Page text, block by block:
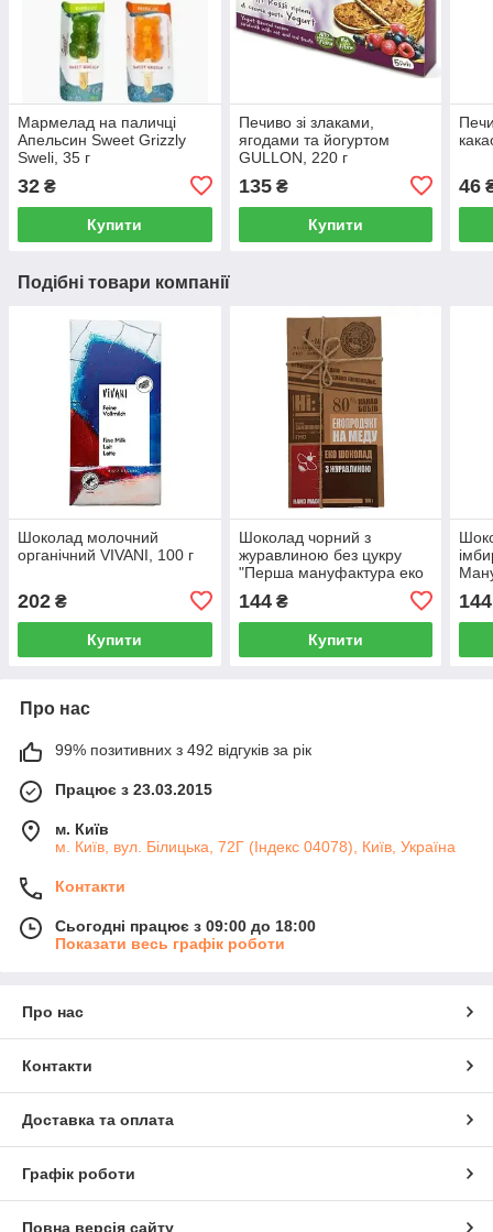
Мармелад на паличці
Апельсин Sweet Grizzly
Sweli, 35 г
32 ₴
Купити
Печиво зі злаками,
ягодами та йогуртом
GULLON, 220 г
135₴
Купити
46
Подібні товари компанії
Шоколад молочний
органічний VIVANI, 100 г
202 ₴
Купити
Шоколад чорний з
журавлиною без цукру
"Перша мануфактура еко
144₴
Купити
100
144
Про нас
99% позитивних з 492 відгуків за рік
Працює з 23.03.2015
м. Київ
м. Київ, вул. Білицька, 72Г (Індекс 04078), Київ, Україна
Контакти
Сьогодні працює з 09:00 до 18:00
Показати весь графік роботи
Про нас
Контакти
Доставка та оплата
Графік роботи
Повна версія сайту